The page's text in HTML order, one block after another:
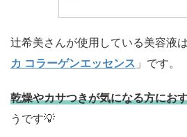
辻希美さんが使用している美容液
カ コラーゲンエッセンス 」です。
乾燥やカサつきが気になる方にお
うです💡